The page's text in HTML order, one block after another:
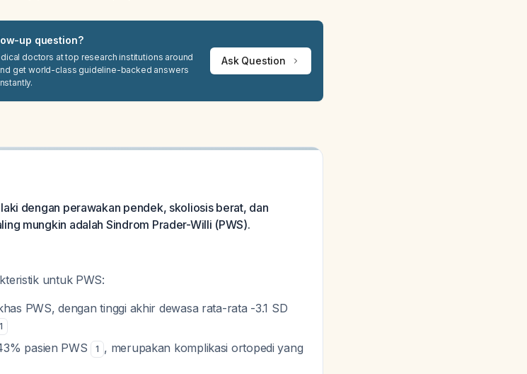
up question?
doctors at top research institutions around
get world-class guideline-backed answers
Ask Question
dengan perawakan pendek, skoliosis berat, dan
mungkin adalah Sindrom Prader-Willi (PWS).
untuk PWS:
PWS, dengan tinggi akhir dewasa rata-rata -3.1 SD
1
pasien PWS 1 , merupakan komplikasi ortopedi yang